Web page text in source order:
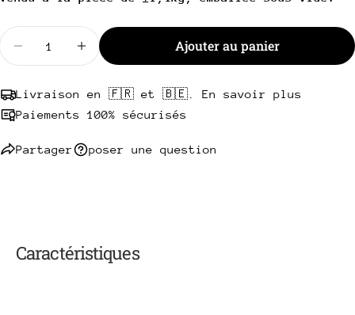
Diminuer la quantité pour Tomahawk Rubia
Augmenter la quantité pour Tomahawk
Ajouter au panier
Livraison en 🇫🇷 et 🇧🇪. En savoir plus
Paiements 100% sécurisés
Partager poser une question
Les champs marqués * sont obligatoires.
Envoyer une question
Caractéristiques